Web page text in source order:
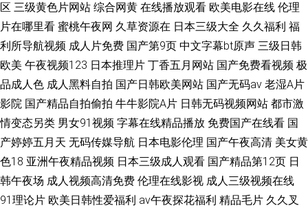
区 三级黄色片网站 综合网黄 在线播放观看 欧美电影在线 伦理
片在哪里看 蜜桃午夜网 久草资源在 日本三级大全 久久福利 福
利所导航视频 成人片免费 国产第9页 中文字幕bt原声 三级日韩
欧美 午夜视频123 日本推理片 丁香五月网站 国产免费看视频 极
品成人色 成人黑料自拍 国产日韩欧美网站 国产无码av 老湿A片
影院 国产精品自拍偷拍 牛牛影院A片 日韩无码视频网站 都市激
情变态另类 男女91视频 字幕在线精品播放 免费国产在线看 国
产婷婷五月天 无码传媒导航 日本电影伦理 国产午夜高清 美女黄
色18 亚洲午夜精品视频 日本三级成人观看 国产精品第12页 日
韩午夜场 成人视频高清免费 伦理在线影视 成人三级视频在线
91理论片 欧美日韩性爱福利 av午夜探花福利 精品毛片 久久叉